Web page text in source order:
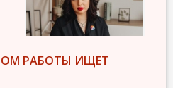
РАБОТЫ ИЩЕТ